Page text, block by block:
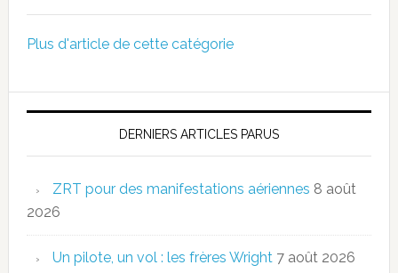
Plus d'article de cette catégorie
DERNIERS ARTICLES PARUS
ZRT pour des manifestations aériennes 8 août
2026
Un pilote, un vol : les frères Wright 7 août 2026